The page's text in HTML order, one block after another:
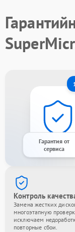
Гарантия от
сервиса
Контроль
Замена жестких
многоэтапную
исключаем
повторные сбои.